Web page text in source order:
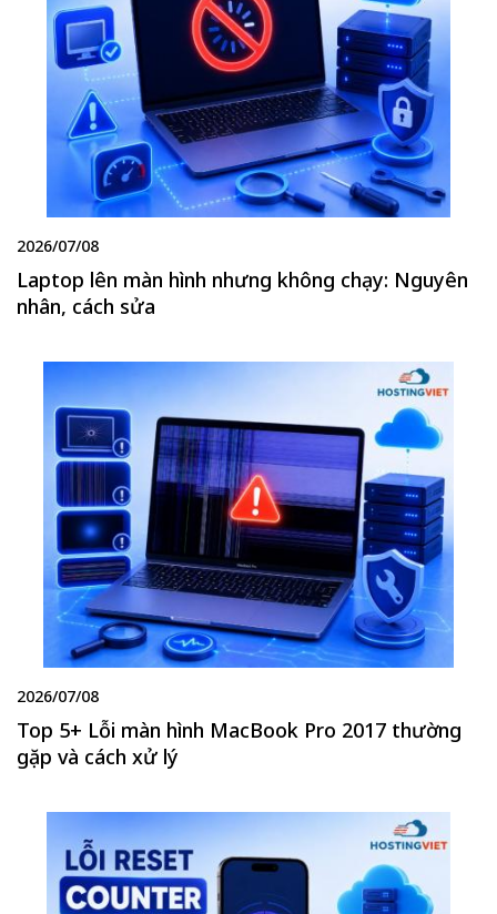
2026/07/08
Laptop lên màn hình nhưng không chạy: Nguyên
nhân, cách sửa
2026/07/08
Top 5+ Lỗi màn hình MacBook Pro 2017 thường
gặp và cách xử lý